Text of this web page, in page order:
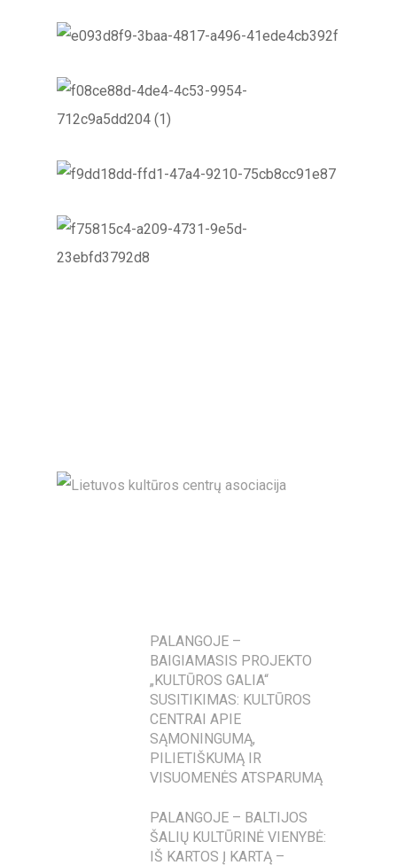
PALANGOJE –
BAIGIAMASIS PROJEKTO
„KULTŪROS GALIA“
SUSITIKIMAS: KULTŪROS
CENTRAI APIE
SĄMONINGUMĄ,
PILIETIŠKUMĄ IR
VISUOMENĖS ATSPARUMĄ
PALANGOJE – BALTIJOS
ŠALIŲ KULTŪRINĖ VIENYBĖ:
IŠ KARTOS Į KARTĄ –